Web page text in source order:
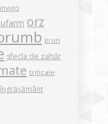
orz
prun
sfecla de zahăr
triticale
îngrășământ